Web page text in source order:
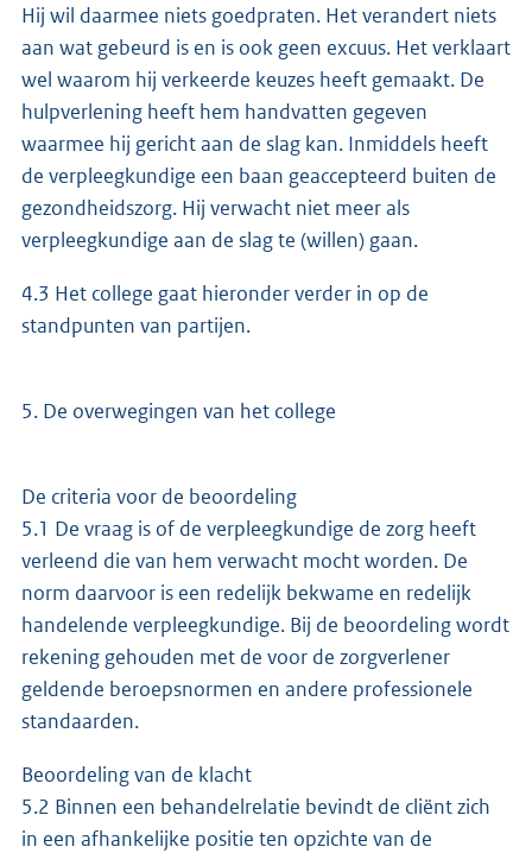
Hij wil daarmee niets goedpraten. Het verandert niets
aan wat gebeurd is en is ook geen excuus. Het verklaart
wel waarom hij verkeerde keuzes heeft gemaakt. De
hulpverlening heeft hem handvatten gegeven
waarmee hij gericht aan de slag kan. Inmiddels heeft
de verpleegkundige een baan geaccepteerd buiten de
gezondheidszorg. Hij verwacht niet meer als
verpleegkundige aan de slag te (willen) gaan.
4.3 Het college gaat hieronder verder in op de
standpunten van partijen.
5. De overwegingen van het college
De criteria voor de beoordeling
5.1 De vraag is of de verpleegkundige de zorg heeft
verleend die van hem verwacht mocht worden. De
norm daarvoor is een redelijk bekwame en redelijk
handelende verpleegkundige. Bij de beoordeling wordt
rekening gehouden met de voor de zorgverlener
geldende beroepsnormen en andere professionele
standaarden.
Beoordeling van de klacht
5.2 Binnen een behandelrelatie bevindt de cliënt zich
in een afhankelijke positie ten opzichte van de